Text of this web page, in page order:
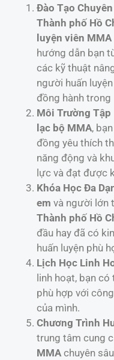
Đào Tạo
Thành phố Hồ
luyện viên MMA
hướng dẫn bạn
các kỹ thuật
người huấn
đồng hành trong
Môi Trường
lạc bộ MMA,
đồng yêu thích
năng động và
lực và đạt được
Khóa Học Đa
em và người lớn
Thành phố Hồ
đầu hay đã có
huấn luyện phù
Lịch Học Linh
linh hoạt, bạn
phù hợp với
của mình.
Chương Trình
trung tâm cung
MMAchuyên